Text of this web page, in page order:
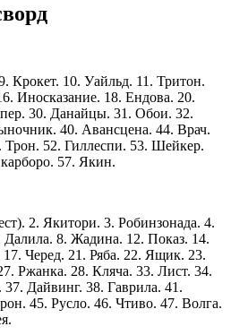
Крокет. 10. Уайльд. 11. Тритон.
Иносказание. 18. Ендова. 20.
30. Данайцы. 31. Обои. 32.
40. Авансцена. 44. Врач.
Трон. 52. Гиллеспи. 53. Шейкер.
57. Якин.
2. Якитори. 3. Робинзонада. 4.
8. Жадина. 12. Показ. 14.
Черед. 21. Ряба. 22. Ящик. 23.
Ржанка. 28. Кляча. 33. Лист. 34.
Дайвинг. 38. Гаврила. 41.
45. Русло. 46. Чтиво. 47. Волга.